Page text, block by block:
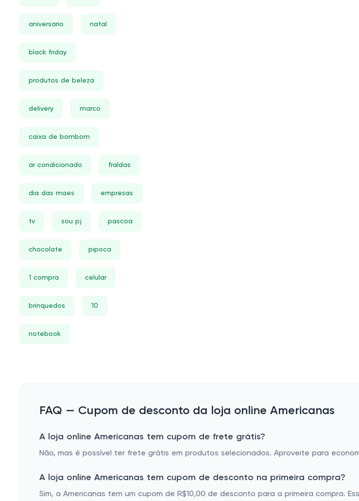
aniversario natal
black friday
produtos de beleza
delivery marco
caixa de bombom
ar condicionado fraldas
dia das maes empresas
tv sou pj pascoa
chocolate pipoca
1 compra celular
brinquedos 10
notebook
FAQ — Cupom de desconto da loja online Americanas
A loja online Americanas tem cupom de frete grátis?
Não, mas é possível ter frete grátis em produtos selecionados. Aproveite para
A loja online Americanas tem cupom de desconto na primeira compra?
Sim, a Americanas tem um cupom de R$10,00 de desconto para a primeira compra.